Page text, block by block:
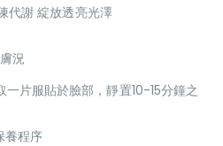
代謝 綻放透亮光澤
況
片服貼於臉部，靜置10-15分鐘之
養程序